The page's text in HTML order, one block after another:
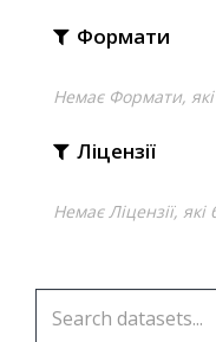
Формати
Немає Формати,
Ліцензії
Немає Ліцензії,